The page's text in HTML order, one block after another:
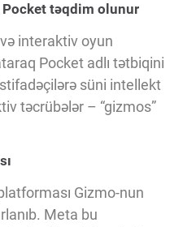
təqdim olunur
və interaktiv oyun
Pocket adlı tətbiqini
süni intellekt
təcrübələr – “gizmos”
Gizmo-nun
Meta bu